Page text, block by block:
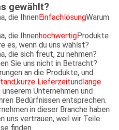
gewählt?
die IhnenEinfachlösungWarum
die IhnenhochwertigProdukte
es, wenn du uns wählst?
die sich freut, zu nehmen?
Sie uns nicht in Betracht?
an die Produkte, und
,kurze Lieferzeitundlange
Unternehmen und
Bedürfnissen entsprechen.
in dieser Branche haben
uns vertrauen, weil wir Teile
finden.